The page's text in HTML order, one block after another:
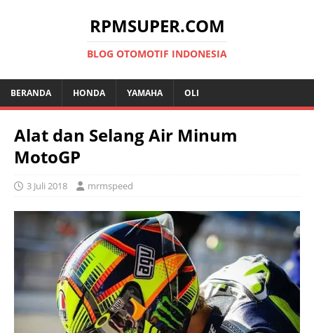
RPMSUPER.COM
BLOG OTOMOTIF INDONESIA
BERANDA HONDA YAMAHA OLI
Alat dan Selang Air Minum
MotoGP
3 Juli 2018 mrmspeed